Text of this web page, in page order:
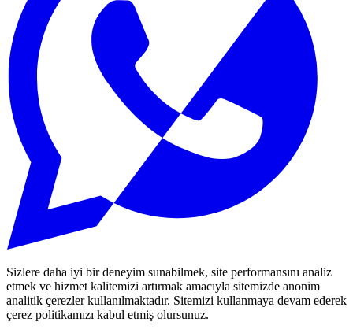
Sizlere daha iyi bir deneyim sunabilmek, site performansını analiz
etmek ve hizmet kalitemizi artırmak amacıyla sitemizde anonim
analitik çerezler kullanılmaktadır. Sitemizi kullanmaya devam ederek
çerez politikamızı kabul etmiş olursunuz.